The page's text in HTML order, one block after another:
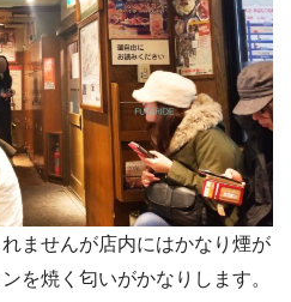
ませんが店内にはかなり煙が
を焼く匂いがかなりします。